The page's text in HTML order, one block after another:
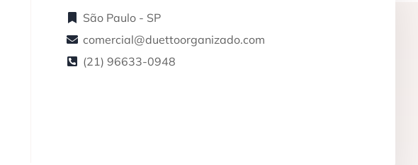
São Paulo - SP
comercial@duettoorganizado.com
(21) 96633-0948